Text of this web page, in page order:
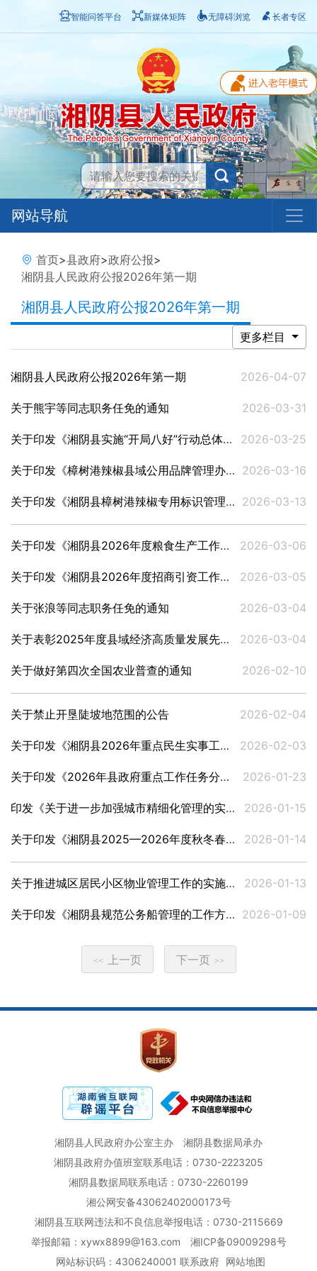
智能问答平台 新媒体矩阵 无障碍浏览 长者专区
网站导航
首页>县政府>政府公报>
湘阴县人民政府公报2026年第一期
湘阴县人民政府公报2026年第一期
更多栏目
湘阴县人民政府公报2026年第一期 2026-04-07
关于熊宇等同志职务任免的通知 2026-03-31
关于印发《湘阴县实施“开局八好”行动总体方案》的通知 2026-03-25
关于印发《樟树港辣椒县域公用品牌管理办法》的通知 2026-03-16
关于印发《湘阴县樟树港辣椒专用标识管理办法》的通知 2026-03-13
关于印发《湘阴县2026年度粮食生产工作方案》的通知 2026-03-06
关于印发《湘阴县2026年度招商引资工作方案》的通知 2026-03-05
关于张浪等同志职务任免的通知 2026-03-04
关于表彰2025年度县域经济高质量发展先进集体和先进个人表彰决定 2026-03-04
关于做好第四次全国农业普查的通知 2026-02-10
关于禁止开垦陡坡地范围的公告 2026-02-04
关于印发《湘阴县2026年重点民生实事工作目标任务》的通知 2026-02-03
关于印发《2026年县政府重点工作任务分解》的通知 2026-01-23
印发《关于进一步加强城市精细化管理的实施方案》的通知 2026-01-15
关于印发《湘阴县2025—2026年度秋冬春水利建设实施方案》的通知 2026-01-14
关于推进城区居民小区物业管理工作的实施意见 2026-01-13
关于印发《湘阴县规范公务船管理的工作方案》的通知 2026-01-09
<< 上一页 下一页 >>
湘阴县人民政府办公室主办
湘阴县数据局承办
湘阴县政府办值班室联系电话：0730-2223205
湘阴县数据局联系电话：0730-2260199
湘公网安备43062402000173号
湘阴县互联网违法和不良信息举报电话：0730-2115669
举报邮箱：xywx8899@163.com
湘ICP备09009298号
网站标识码：4306240001 联系政府 网站地图